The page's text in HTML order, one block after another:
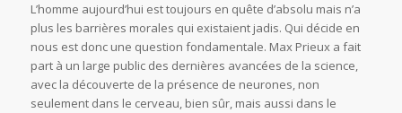
L’homme aujourd’hui est toujours en quête d’absolu mais n’a
plus les barrières morales qui existaient jadis. Qui décide en
nous est donc une question fondamentale. Max Prieux a fait
part à un large public des dernières avancées de la science,
avec la découverte de la présence de neurones, non
seulement dans le cerveau, bien sûr, mais aussi dans le